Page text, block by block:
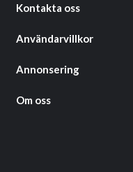
Kontakta oss
Användarvillkor
Annonsering
Om oss